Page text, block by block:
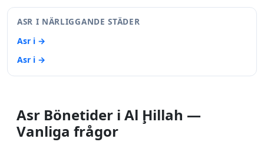
ASR I NÄRLIGGANDE STÄDER
Asr i →
Asr i →
Asr Bönetider i Al Ḩillah —
Vanliga frågor